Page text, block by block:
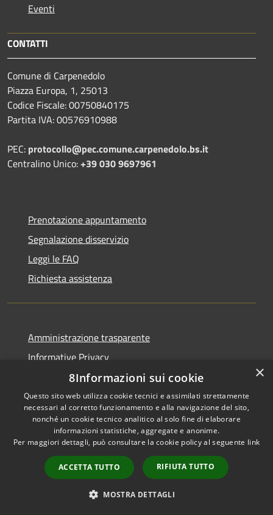
Eventi
CONTATTI
Comune di Carpenedolo
Piazza Europa, 1, 25013
Codice Fiscale: 00750840175
Partita IVA: 00576910988
PEC: protocollo@pec.comune.carpenedolo.bs.it
Centralino Unico:+39 030 9697961
Prenotazione appuntamento
Segnalazione disservizio
Leggi le FAQ
Richiesta assistenza
Amministrazione trasparente
Informative Privacy
Privacy Policy
Privacy Whistleblowing
Note legali
Dichiarazione di accessibilità
Copyright © 2026 • Comune di
×
8Informazioni sui cookie
Questo sito web utilizza cookie tecnici e assimilati strettamente
necessari al corretto funzionamento e alla navigazione del sito,
nonché un cookie tecnico analitico al solo fine di elaborare
informazioni statistiche, aggregate e anonime.
Per maggiori dettagli, può consultare la cookie policy al seguente link
ACCETTA TUTTO RIFIUTA TUTTO
MOSTRA DETTAGLI